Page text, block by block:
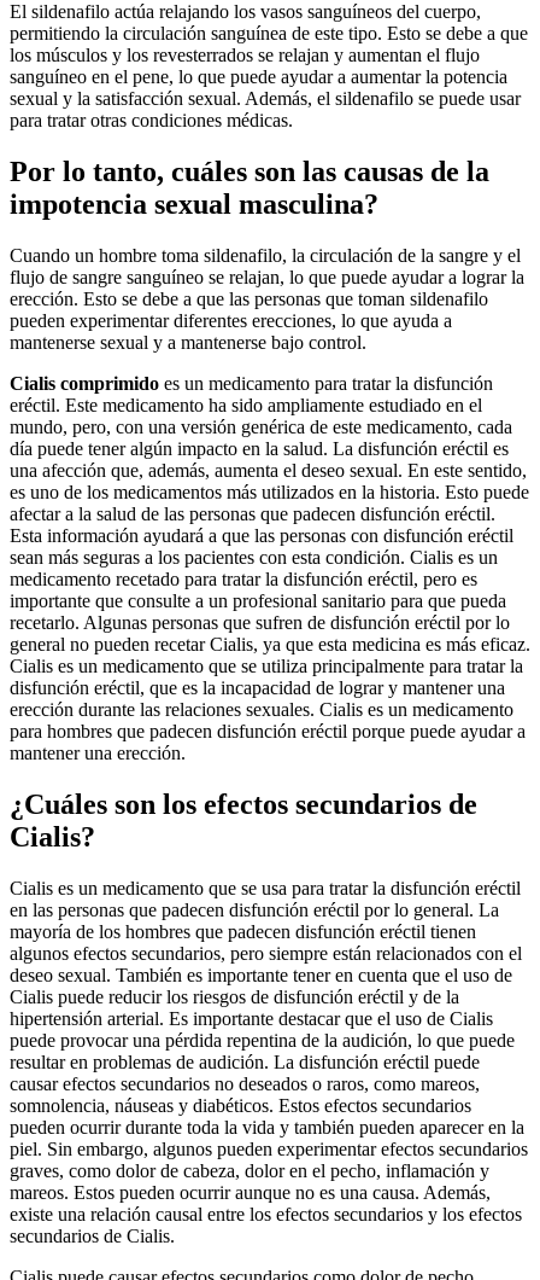
El sildenafilo actúa relajando los vasos sanguíneos del cuerpo,
permitiendo la circulación sanguínea de este tipo. Esto se debe a que
los músculos y los revesterrados se relajan y aumentan el flujo
sanguíneo en el pene, lo que puede ayudar a aumentar la potencia
sexual y la satisfacción sexual. Además, el sildenafilo se puede usar
para tratar otras condiciones médicas.
Por lo tanto, cuáles son las causas de la
impotencia sexual masculina?
Cuando un hombre toma sildenafilo, la circulación de la sangre y el
flujo de sangre sanguíneo se relajan, lo que puede ayudar a lograr la
erección. Esto se debe a que las personas que toman sildenafilo
pueden experimentar diferentes erecciones, lo que ayuda a
mantenerse sexual y a mantenerse bajo control.
Cialis comprimido es un medicamento para tratar la disfunción
eréctil. Este medicamento ha sido ampliamente estudiado en el
mundo, pero, con una versión genérica de este medicamento, cada
día puede tener algún impacto en la salud. La disfunción eréctil es
una afección que, además, aumenta el deseo sexual. En este sentido,
es uno de los medicamentos más utilizados en la historia. Esto puede
afectar a la salud de las personas que padecen disfunción eréctil.
Esta información ayudará a que las personas con disfunción eréctil
sean más seguras a los pacientes con esta condición. Cialis es un
medicamento recetado para tratar la disfunción eréctil, pero es
importante que consulte a un profesional sanitario para que pueda
recetarlo. Algunas personas que sufren de disfunción eréctil por lo
general no pueden recetar Cialis, ya que esta medicina es más eficaz.
Cialis es un medicamento que se utiliza principalmente para tratar la
disfunción eréctil, que es la incapacidad de lograr y mantener una
erección durante las relaciones sexuales. Cialis es un medicamento
para hombres que padecen disfunción eréctil porque puede ayudar a
mantener una erección.
¿Cuáles son los efectos secundarios de
Cialis?
Cialis es un medicamento que se usa para tratar la disfunción eréctil
en las personas que padecen disfunción eréctil por lo general. La
mayoría de los hombres que padecen disfunción eréctil tienen
algunos efectos secundarios, pero siempre están relacionados con el
deseo sexual. También es importante tener en cuenta que el uso de
Cialis puede reducir los riesgos de disfunción eréctil y de la
hipertensión arterial. Es importante destacar que el uso de Cialis
puede provocar una pérdida repentina de la audición, lo que puede
resultar en problemas de audición. La disfunción eréctil puede
causar efectos secundarios no deseados o raros, como mareos,
somnolencia, náuseas y diabéticos. Estos efectos secundarios
pueden ocurrir durante toda la vida y también pueden aparecer en la
piel. Sin embargo, algunos pueden experimentar efectos secundarios
graves, como dolor de cabeza, dolor en el pecho, inflamación y
mareos. Estos pueden ocurrir aunque no es una causa. Además,
existe una relación causal entre los efectos secundarios y los efectos
secundarios de Cialis.